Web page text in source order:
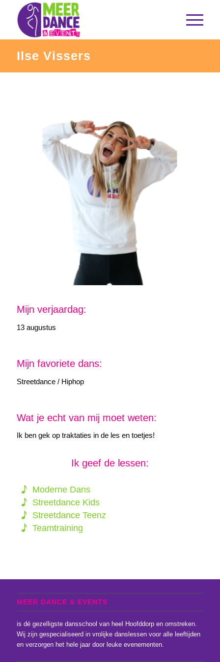
Ilse Vissers
Mijn verjaardag:
13 augustus
Mijn favoriete dans:
Streetdance / Hiphop
Wat je echt van mij moet weten:
Ik ben gek op traktaties in de les en toetjes!
Ik geef de lessen:
Moderne Dans
Streetdance Kids
Streetdance Teenz
Teamtraining
MEER DANCE & EVENTS
is dé gezelligste dansschool van heel Hoofddorp en omstreken.
Wij zijn gespecialiseerd in vrolijke danslessen voor alle leeftijden
en verzorgen het hele jaar door leuke evenementen.